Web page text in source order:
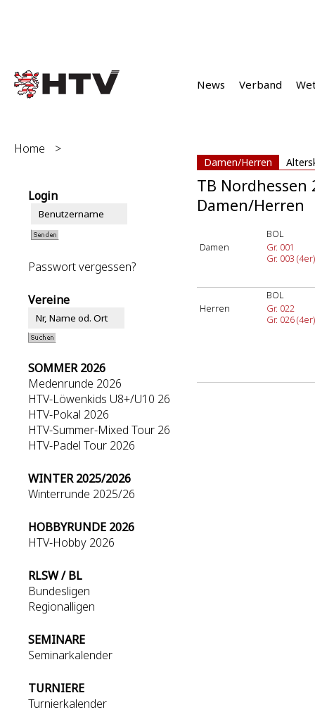
News Verband
Damen/Herren
Home >
Login
Passwort vergessen?
Vereine
SOMMER 2026
Medenrunde 2026
HTV-Löwenkids U8+/U10 26
HTV-Pokal 2026
HTV-Summer-Mixed Tour 26
HTV-Padel Tour 2026
WINTER 2025/2026
Winterrunde 2025/26
HOBBYRUNDE 2026
HTV-Hobby 2026
RLSW / BL
Bundesligen
Regionalligen
SEMINARE
Seminarkalender
TURNIERE
Turnierkalender
TB Nordhessen
Damen/Herren
BOL
Damen
Gr. 001
Gr. 003 (4er)
BOL
Herren
Gr. 022
Gr. 026 (4er)